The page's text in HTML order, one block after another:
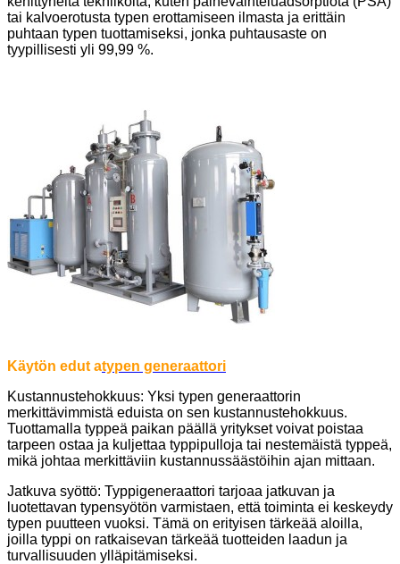
tai kalvoerotusta typen erottamiseen ilmasta ja erittäin
puhtaan typen tuottamiseksi, jonka puhtausaste on
tyypillisesti yli 99,99 %.
Käytön edut atypen generaattori
Kustannustehokkuus: Yksi typen generaattorin
merkittävimmistä eduista on sen kustannustehokkuus.
Tuottamalla typpeä paikan päällä yritykset voivat poistaa
tarpeen ostaa ja kuljettaa typpipulloja tai nestemäistä typpeä,
mikä johtaa merkittäviin kustannussäästöihin ajan mittaan.
Jatkuva syöttö: Typpigeneraattori tarjoaa jatkuvan ja
luotettavan typensyötön varmistaen, että toiminta ei keskeydy
typen puutteen vuoksi. Tämä on erityisen tärkeää aloilla,
joilla typpi on ratkaisevan tärkeää tuotteiden laadun ja
turvallisuuden ylläpitämiseksi.